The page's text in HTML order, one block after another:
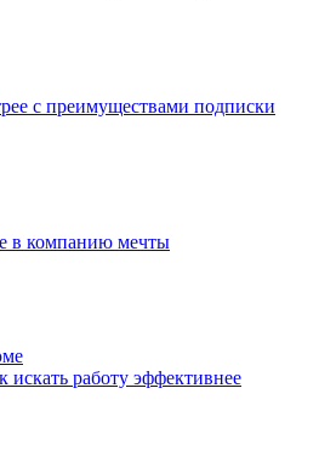
с преимуществами подписки
в компанию мечты
искать работу эффективнее